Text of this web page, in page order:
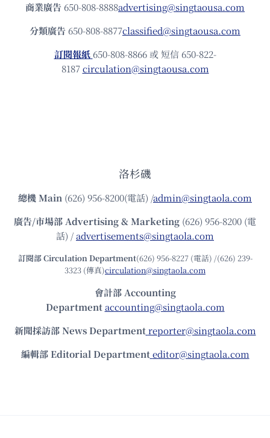
商業廣告 650-808-8888advertising@singtaousa.com
分類廣告 650-808-8877classified@singtaousa.com
訂閱報紙 650-808-8866 或 短信 650-822-
8187circulation@singtaousa.com
洛杉磯
總機Main (626) 956-8200(電話) /admin@singtaola.com
廣告/市場部Advertising & Marketing (626) 956-8200 (電
話) /advertisements@singtaola.com
訂閱部 Circulation Department(626) 956-8227 (電話) /(626) 239-
3323 (傳真)circulation@singtaola.com
會計部 Accounting
Department accounting@singtaola.com
新聞採訪部 News Department reporter@singtaola.com
編輯部 Editorial Department editor@singtaola.com